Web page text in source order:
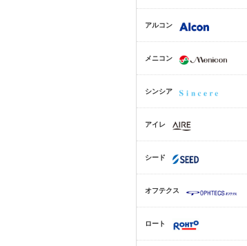
アルコン
メニコン
シンシア
アイレ
シード
オフテクス
ロート